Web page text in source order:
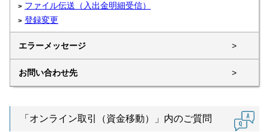
ファイル伝送（入出金明細受信）
登録変更
エラーメッセージ >
お問い合わせ先 >
「オンライン取引（資金移動）」内のご質問